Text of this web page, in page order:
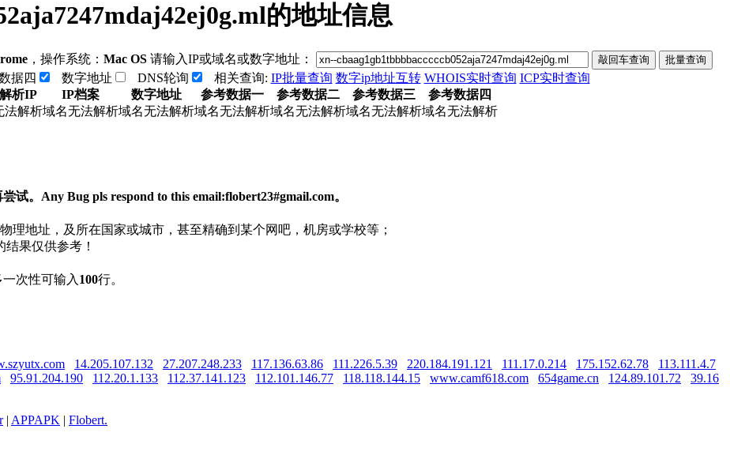
的地址信息
，操作系统： Mac OS 请输入IP或域名或数字地址：
据四 数字地址 DNS轮询 相关查询: IP批量查询 数字ip地址互转 WHOIS实时查询 ICP实时查询
析IP IP档案 数字地址 参考数据一 参考数据二 参考数据三
参考数据四
法解析域名无法解析域名无法解析域名无法解析域名无法解析域名无法解析域名无法解析
。Any Bug pls respond to this email:flobert23#gmail.com。
理地址，及所在国家或城市，甚至精确到某个网吧，机房或学校等；
结果仅供参考！
次性可输入 100行。
14.205.107.132 27.207.248.233 117.136.63.86 111.226.5.39 220.184.191.121 111.17.0.214 175.152.62.78
113.111.4.7
95.91.204.190 112.20.1.133 112.37.141.123 112.101.146.77 118.118.144.15 www.camf618.com 654game.cn 124.89.101.72
39.16
| APPAPK | Flobert.